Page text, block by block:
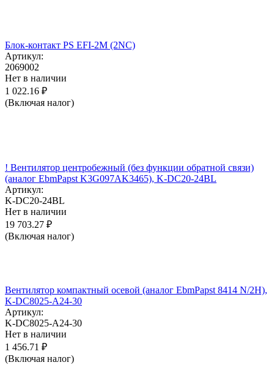
Блок-контакт PS EFI-2M (2NC)
Артикул:
2069002
Нет в наличии
1 022.16 ₽
(Включая налог)
! Вентилятор центробежный (без функции обратной связи)
(аналог EbmPapst K3G097AK3465), K-DC20-24BL
Артикул:
K-DC20-24BL
Нет в наличии
19 703.27 ₽
(Включая налог)
Вентилятор компактный осевой (аналог EbmPapst 8414 N/2H),
K-DC8025-A24-30
Артикул:
K-DC8025-A24-30
Нет в наличии
1 456.71 ₽
(Включая налог)